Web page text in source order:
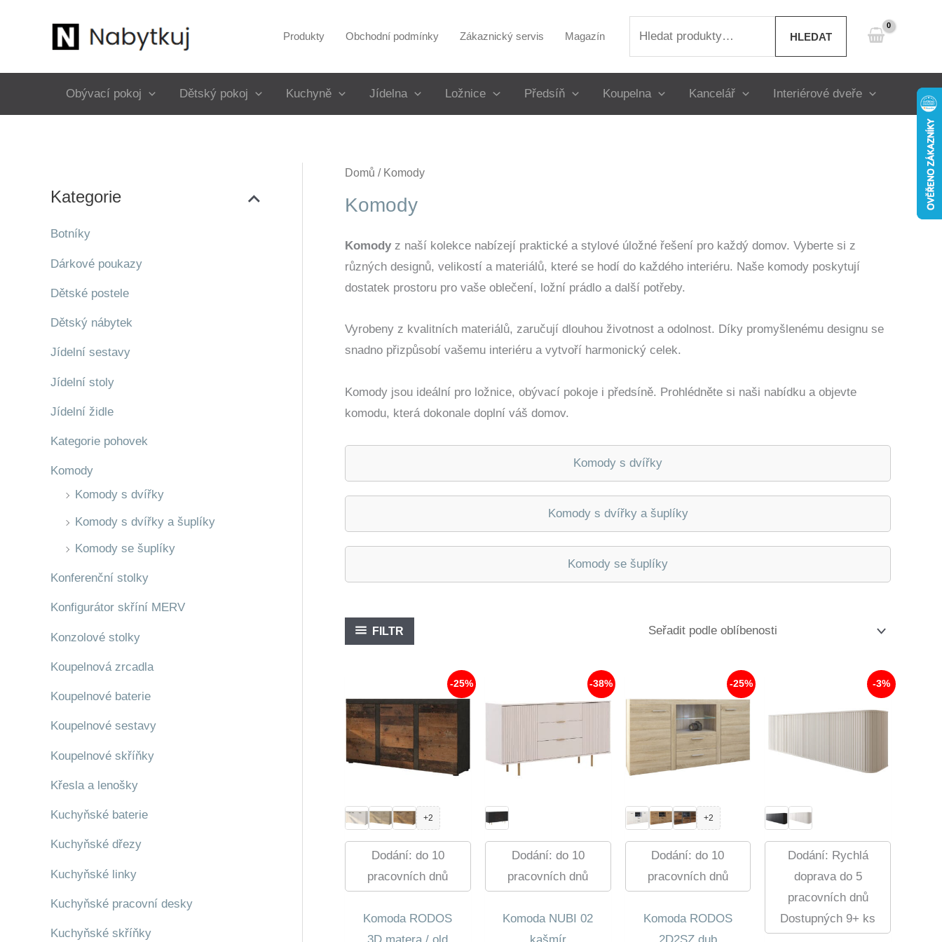
Produkty Obchodní podmínky Zákaznický servis Magazín HLEDAT
Obývací pokoj Dětský pokoj Kuchyně Jídelna Ložnice Předsíň Koupelna Kancelář Interiérové dveře
Kategorie
Botníky
Dárkové poukazy
Dětské postele
Dětský nábytek
Jídelní sestavy
Jídelní stoly
Jídelní židle
Kategorie pohovek
Komody
Komody s dvířky
Komody s dvířky a šuplíky
Komody se šuplíky
Konferenční stolky
Konfigurátor skříní MERV
Konzolové stolky
Koupelnová zrcadla
Koupelnové baterie
Koupelnové sestavy
Koupelnové skříňky
Křesla a lenošky
Kuchyňské baterie
Kuchyňské dřezy
Kuchyňské linky
Kuchyňské pracovní desky
Kuchyňské skříňky
Domů / Komody
Komody
Komody z naší kolekce nabízejí praktické a stylové úložné řešení pro každý domov. Vyberte si z
různých designů, velikostí a materiálů, které se hodí do každého interiéru. Naše komody poskytují
dostatek prostoru pro vaše oblečení, ložní prádlo a další potřeby.
Vyrobeny z kvalitních materiálů, zaručují dlouhou životnost a odolnost. Díky promyšlenému designu se
snadno přizpůsobí vašemu interiéru a vytvoří harmonický celek.
Komody jsou ideální pro ložnice, obývací pokoje i předsíně. Prohlédněte si naši nabídku a objevte
komodu, která dokonale doplní váš domov.
Komody s dvířky
Komody s dvířky a šuplíky
Komody se šuplíky
FILTR
-25%
+2
Dodání: do 10
pracovních dnů
Komoda RODOS
-38%
Dodání: do 10
pracovních dnů
Komoda NUBI 02
-25%
+2
Dodání: do 10
pracovních dnů
Komoda RODOS
-3%
Dodání: Rychlá
doprava do 5
pracovních dnů
Dostupných 9+ ks